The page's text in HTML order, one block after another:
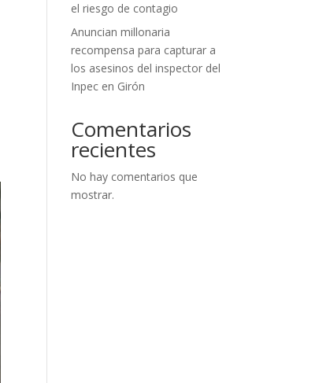
el riesgo de contagio
Anuncian millonaria
recompensa para capturar a
los asesinos del inspector del
Inpec en Girón
Comentarios
recientes
No hay comentarios que
mostrar.